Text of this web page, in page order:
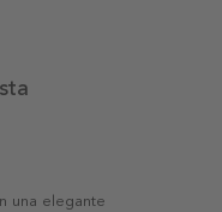
una elegante